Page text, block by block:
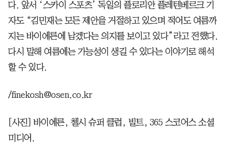
다. 앞서 ‘스카이 스포츠’ 독일의 플로리안 플레텐베르크 기
자도 “김민재는 모든 제안을 거절하고 있으며 적어도 여름까
지는 바이에른에 남겠다는 의지를 보이고 있다”라고 전했다.
다시 말해 여름에는 가능성이 생길 수 있다는 이야기로 해석
할 수 있다.
/finekosh@osen.co.kr
[사진] 바이에른, 첼시 슈퍼 클럽, 빌트, 365 스코어스 소셜
미디어.